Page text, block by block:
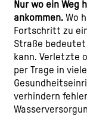
Nur wo ein Weg
ankommen. Wo
Fortschritt zu
Straße bedeutet
kann. Verletzte
per Trage in
verhindern